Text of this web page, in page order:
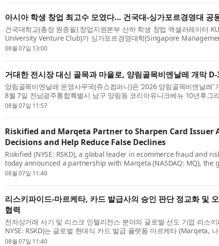
아시아 학생 창업 최고수 모였다… 건국대-싱가포르경영대 공
건국대학교(총장 원종필) 창업지원본부 산하 학생 창업 액셀러레이터
University Venture Club)가 싱가포르경영대학(Singapore
SMU) 스타트업 학회 ‘Start-up Society’와 공동 개최한 ‘2026 KU-SMU
08월 07일 13:00
거대한 전시장 대신 골목과 마을로, 양림골목비엔날레 개막
양림골목비엔날레 운영사무국(쥬스컴퍼니)은 ‘2026 양림골목비엔날레’
8월 7일 전남광주통합특별시 남구 양림동 코리아유니크베뉴 10년후그
비엔날레 개막 D-30 총회’를 개최하고 축제 준비를 본격화했다. 추진·기
08월 07일 11:57
Riskified and Marqeta Partner to Sharpen Card
Decisions and Help Reduce False Declines
Riskified (NYSE: RSKD), a global leader in ecommerce fraud and
today announced a partnership with Marqeta (NASDAQ: MQ), the
issuing platform, to give card issuers on Marqeta’s platform access
08월 07일 11:40
리스키파이드-마르케타, 카드 발급사의 승인 판단 정교화 및
협력
전자상거래 사기 및 리스크 인텔리전스 분야의 글로벌 선도 기업 리스
NYSE: RSKD)는 글로벌 현대식 카드 발급 플랫폼 마르케타 (Marqeta,
십을 체결했다고 발표했다. 이번 협력을 통해 마르케타 플랫폼을 이용
08월 07일 11:40